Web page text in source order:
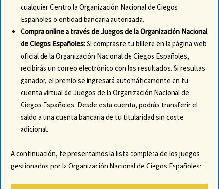
cualquier Centro la Organización Nacional de Ciegos
Españoles o entidad bancaria autorizada.
Compra online a través de Juegos de la Organización Nacional
de Ciegos Españoles:Si compraste tu billete en la página web
oficial de la Organización Nacional de Ciegos Españoles,
recibirás un correo electrónico con los resultados. Si resultas
ganador, el premio se ingresará automáticamente en tu
cuenta virtual de Juegos de la Organización Nacional de
Ciegos Españoles. Desde esta cuenta, podrás transferir el
saldo a una cuenta bancaria de tu titularidad sin coste
adicional.
A continuación, te presentamos la lista completa de los juegos
gestionados por la Organización Nacional de Ciegos Españoles: